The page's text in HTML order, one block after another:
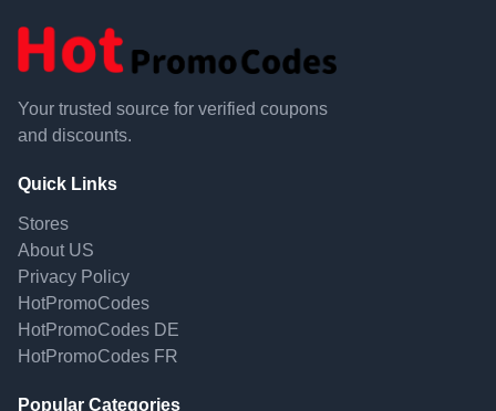
Your trusted source for verified coupons
and discounts.
Quick Links
Stores
About US
Privacy Policy
HotPromoCodes
HotPromoCodes DE
HotPromoCodes FR
Popular Categories